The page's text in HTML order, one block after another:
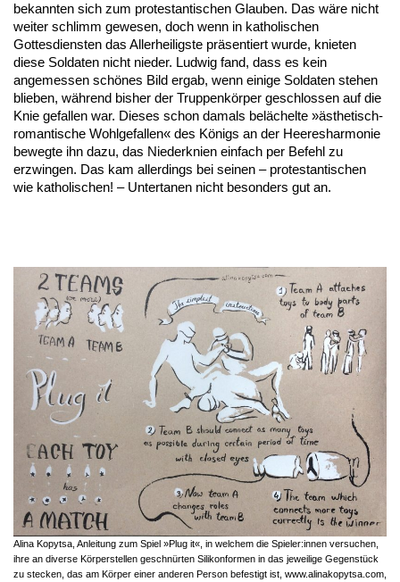
bekannten sich zum protestantischen Glauben. Das wäre nicht
weiter schlimm gewesen, doch wenn in katholischen
Gottesdiensten das Allerheiligste präsentiert wurde, knieten
diese Soldaten nicht nieder. Ludwig fand, dass es kein
angemessen schönes Bild ergab, wenn einige Soldaten stehen
blieben, während bisher der Truppenkörper geschlossen auf die
Knie gefallen war. Dieses schon damals belächelte »ästhetisch-
romantische Wohlgefallen« des Königs an der Heeresharmonie
bewegte ihn dazu, das Niederknien einfach per Befehl zu
erzwingen. Das kam allerdings bei seinen – protestantischen
wie katholischen! – Untertanen nicht besonders gut an.
Alina Kopytsa, Anleitung zum Spiel »Plug it«, in welchem die Spieler:innen versuchen,
ihre an diverse Körperstellen geschnürten Silikonformen in das jeweilige Gegenstück
zu stecken, das am Körper einer anderen Person befestigt ist, www.alinakopytsa.com,